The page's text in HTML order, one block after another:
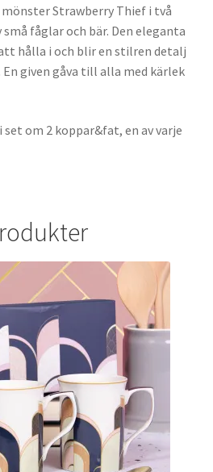
Strawberry Thief i två
fåglar och bär. Den eleganta
hålla i och blir en stilren detalj
given gåva till alla med kärlek
om 2 koppar&fat, en av varje